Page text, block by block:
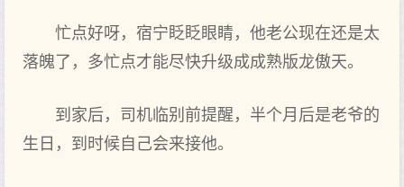
忙点好呀，宿宁眨眨眼睛，他老公现在还是太
落魄了，多忙点才能尽快升级成成熟版龙傲天。
到家后，司机临别前提醒，半个月后是老爷的
生日，到时候自己会来接他。